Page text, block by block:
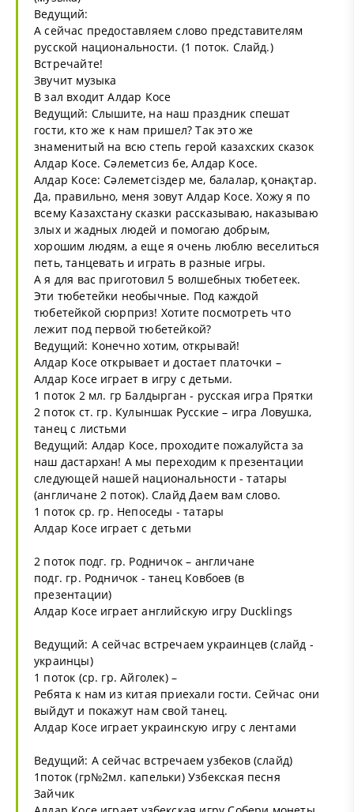
Ведущий:
А сейчас предоставляем слово представителям
русской национальности. (1 поток. Слайд.)
Встречайте!
Звучит музыка
В зал входит Алдар Косе
Ведущий: Слышите, на наш праздник спешат
гости, кто же к нам пришел? Так это же
знаменитый на всю степь герой казахских сказок
Алдар Косе. Сәлеметсиз бе, Алдар Косе.
Алдар Косе: Сәлеметсіздер ме, балалар, қонақтар.
Да, правильно, меня зовут Алдар Косе. Хожу я по
всему Казахстану сказки рассказываю, наказываю
злых и жадных людей и помогаю добрым,
хорошим людям, а еще я очень люблю веселиться
петь, танцевать и играть в разные игры.
А я для вас приготовил 5 волшебных тюбетеек.
Эти тюбетейки необычные. Под каждой
тюбетейкой сюрприз! Хотите посмотреть что
лежит под первой тюбетейкой?
Ведущий: Конечно хотим, открывай!
Алдар Косе открывает и достает платочки –
Алдар Косе играет в игру с детьми.
1 поток 2 мл. гр Балдырган - русская игра Прятки
2 поток ст. гр. Кулыншак Русские – игра Ловушка,
танец с листьми
Ведущий: Алдар Косе, проходите пожалуйста за
наш дастархан! А мы переходим к презентации
следующей нашей национальности - татары
(англичане 2 поток). Слайд Даем вам слово.
1 поток ср. гр. Непоседы - татары
Алдар Косе играет с детьми
2 поток подг. гр. Родничок – англичане
подг. гр. Родничок - танец Ковбоев (в
презентации)
Алдар Косе играет английскую игру Ducklings
Ведущий: А сейчас встречаем украинцев (слайд -
украинцы)
1 поток (ср. гр. Айголек) –
Ребята к нам из китая приехали гости. Сейчас они
выйдут и покажут нам свой танец.
Алдар Косе играет украинскую игру с лентами
Ведущий: А сейчас встречаем узбеков (слайд)
1поток (гр№2мл. капельки) Узбекская песня
Зайчик